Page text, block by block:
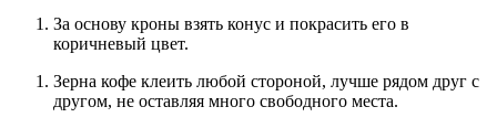
За основу кроны взять конус и покрасить его в
коричневый цвет.
Зерна кофе клеить любой стороной, лучше рядом друг с
другом, не оставляя много свободного места.